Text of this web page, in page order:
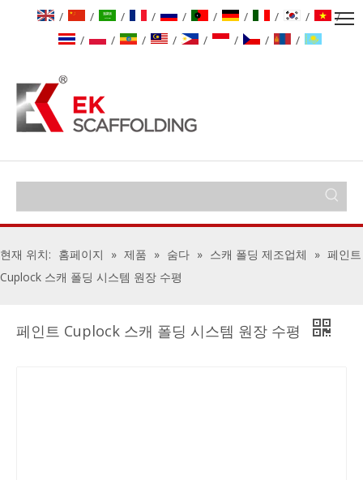
/ / / / / / / / /
/
/
/ / / / / / /
현재 위치: 홈페이지 » 제품 » 숨다 » 스캐 폴딩 제조업체 » 페인트
Cuplock 스캐 폴딩 시스템 원장 수평
페인트 Cuplock 스캐 폴딩 시스템 원장 수평